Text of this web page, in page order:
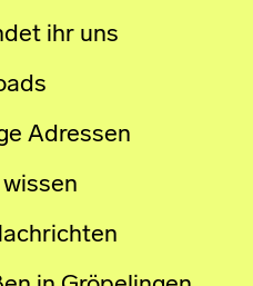
ihr uns
Adressen